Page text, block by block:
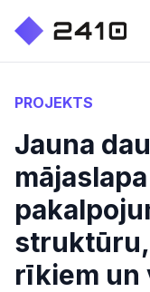
PROJEKTS
Jauna
rīkiem un